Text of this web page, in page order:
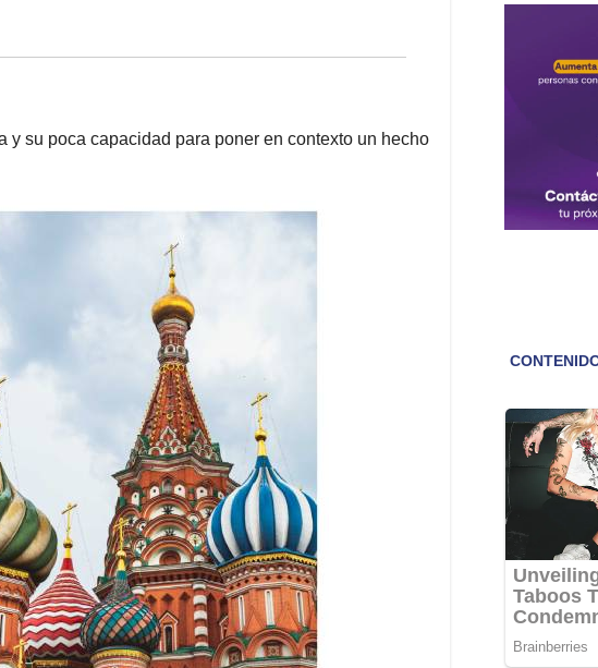
su poca capacidad para poner en contexto un hecho